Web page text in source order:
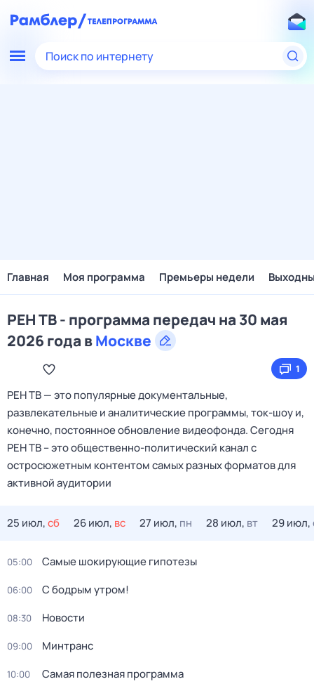
Поиск по интернету
Главная Моя программа Премьеры недели
РЕН ТВ - программа передач на 30 мая
2026 года вМоскве
1
РЕН ТВ — это популярные документальные,
развлекательные и аналитические программы, ток-шоу и,
конечно, постоянное обновление видеофонда. Сегодня
РЕН ТВ – это общественно-политический канал с
остросюжетным контентом самых разных форматов для
активной аудитории
25 июл,сб 26 июл, вс 27 июл, пн 28 июл, вт 29 июл,
05:00 Самые шoкиpующие гипотезы
06:00 С бодрым утром!
08:30 Новости
09:00 Минтранс
10:00 Самая полезная программа